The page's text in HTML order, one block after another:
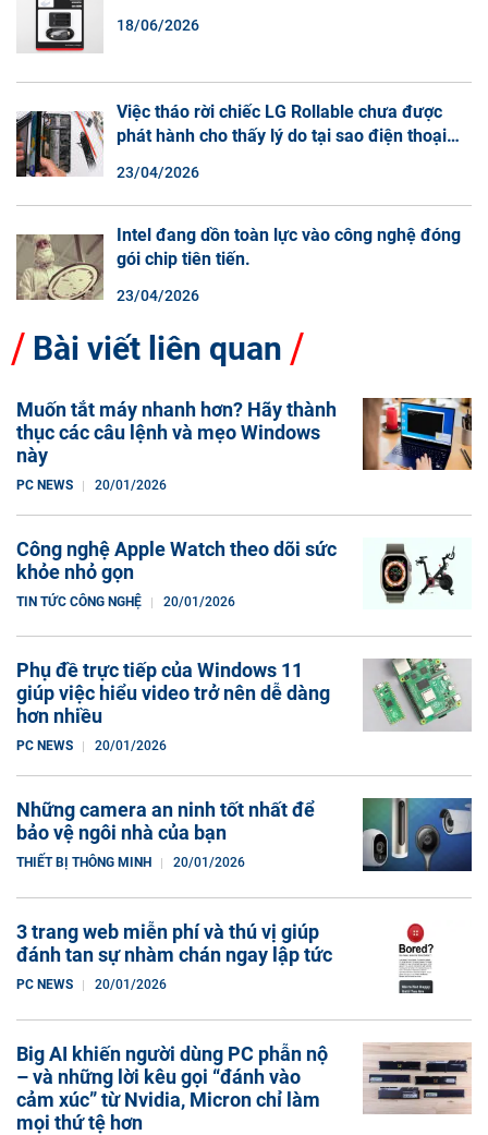
18/06/2026
Việc tháo rời chiếc LG Rollable chưa được
phát hành cho thấy lý do tại sao điện thoại
23/04/2026
Intel đang dồn toàn lực vào công nghệ đóng
gói chip tiên tiến.
23/04/2026
Bài viết liên quan
Muốn tắt máy nhanh hơn? Hãy thành
thục các câu lệnh và mẹo Windows
này
PC NEWS 20/01/2026
Công nghệ Apple Watch theo dõi sức
khỏe nhỏ gọn
TIN TỨC CÔNG NGHỆ 20/01/2026
Phụ đề trực tiếp của Windows 11
giúp việc hiểu video trở nên dễ dàng
hơn nhiều
PC NEWS 20/01/2026
Những camera an ninh tốt nhất để
bảo vệ ngôi nhà của bạn
THIẾT BỊ THÔNG MINH 20/01/2026
3 trang web miễn phí và thú vị giúp
đánh tan sự nhàm chán ngay lập tức
PC NEWS 20/01/2026
Big AI khiến người dùng PC phẫn nộ
– và những lời kêu gọi “đánh vào
cảm xúc” từ Nvidia, Micron chỉ làm
mọi thứ tệ hơn